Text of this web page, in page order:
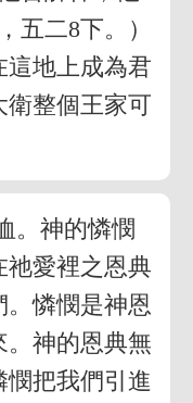
五二8下。）
這地上成為君
衛整個王家可
。神的憐憫
祂愛裡之恩典
憐憫是神恩
。神的恩典無
把我們引進